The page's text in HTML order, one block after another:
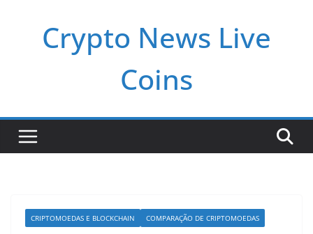
Crypto News Live
Coins
CRIPTOMOEDAS E BLOCKCHAIN COMPARAÇÃO DE CRIPTOMOEDAS